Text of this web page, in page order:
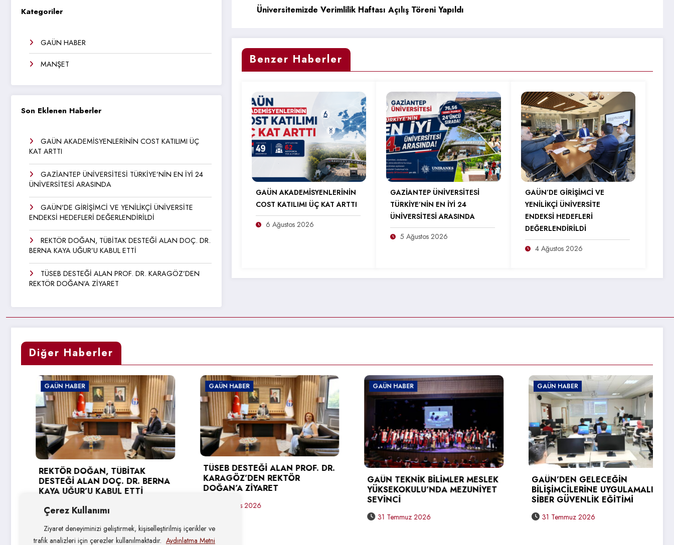
Çerez Kullanımı
Ziyaret deneyiminizi geliştirmek, kişiselleştirilmiş içerikler ve
trafik analizleri için çerezler kullanılmaktadır. Aydınlatma Metni
Kategoriler
GAÜN HABER
MANŞET
Son Eklenen Haberler
GAÜN AKADEMİSYENLERİNİN COST KATILIMI ÜÇ
KAT ARTTI
GAZİANTEP ÜNİVERSİTESİ TÜRKİYE’NİN EN İYİ 24
ÜNİVERSİTESİ ARASINDA
GAÜN’DE GİRİŞİMCİ VE YENİLİKÇİ ÜNİVERSİTE
ENDEKSİ HEDEFLERİ DEĞERLENDİRİLDİ
REKTÖR DOĞAN, TÜBİTAK DESTEĞİ ALAN DOÇ. DR.
BERNA KAYA UĞUR’U KABUL ETTİ
TÜSEB DESTEĞİ ALAN PROF. DR. KARAGÖZ’DEN
REKTÖR DOĞAN’A ZİYARET
Üniversitemizde Verimlilik Haftası Açılış Töreni Yapıldı
Benzer Haberler
GAÜN AKADEMİSYENLERİNİN
COST KATILIMI ÜÇ KAT ARTTI
6 Ağustos 2026
GAZİANTEP ÜNİVERSİTESİ
TÜRKİYE’NİN EN İYİ 24
ÜNİVERSİTESİ ARASINDA
5 Ağustos 2026
GAÜN’DE GİRİŞİMCİ VE
YENİLİKÇİ ÜNİVERSİTE
ENDEKSİ HEDEFLERİ
DEĞERLENDİRİLDİ
4 Ağustos 2026
Diğer Haberler
GAÜN HABER
REKTÖR DOĞAN, TÜBİTAK
DESTEĞİ ALAN DOÇ. DR. BERNA
KAYA UĞUR’U KABUL ETTİ
4 Ağustos 2026
GAÜN HABER
TÜSEB DESTEĞİ ALAN PROF. DR.
KARAGÖZ’DEN REKTÖR
DOĞAN’A ZİYARET
3 Ağustos 2026
GAÜN HABER
GAÜN TEKNİK BİLİMLER MESLEK
YÜKSEKOKULU’NDA MEZUNİYET
SEVİNCİ
31 Temmuz 2026
GAÜN HABER
GAÜN’DEN GELECEĞİN
BİLİŞİMCİLERİNE UYGULAMALI
SİBER GÜVENLİK EĞİTİMİ
31 Temmuz 2026